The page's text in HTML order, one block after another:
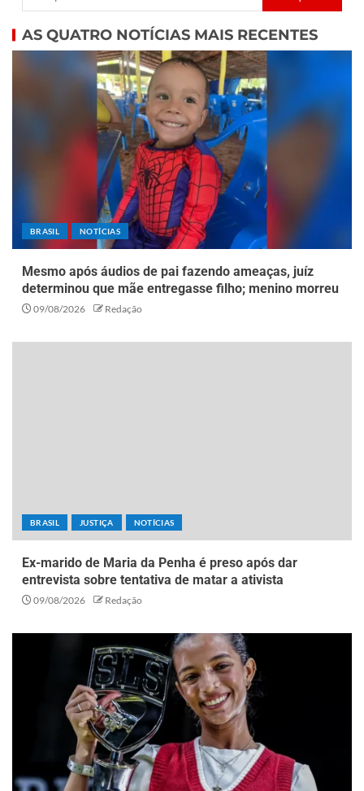
AS QUATRO NOTÍCIAS MAIS RECENTES
BRASIL NOTÍCIAS
Mesmo após áudios de pai fazendo ameaças, juíz
determinou que mãe entregasse filho; menino morreu
09/08/2026 Redação
BRASIL JUSTIÇA NOTÍCIAS
Ex-marido de Maria da Penha é preso após dar
entrevista sobre tentativa de matar a ativista
09/08/2026 Redação